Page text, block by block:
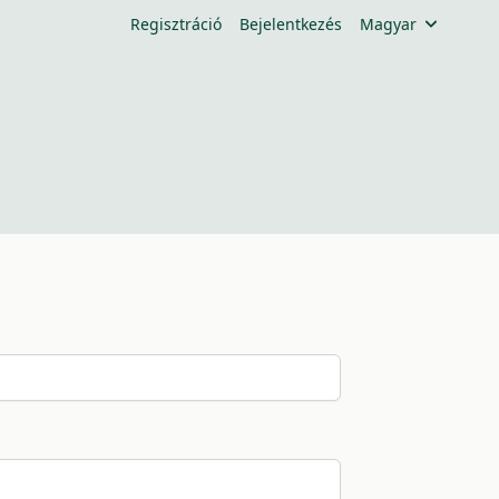
Regisztráció Bejelentkezés Magyar